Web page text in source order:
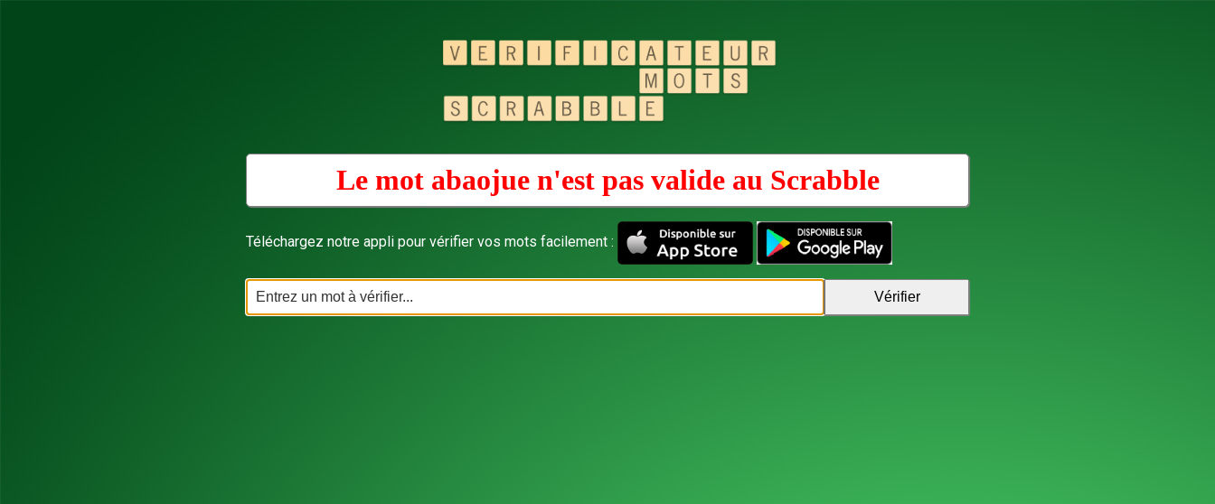
Le mot abaojue n'est pas valide au Scrabble
Téléchargez notre appli pour vérifier vos mots facilement :